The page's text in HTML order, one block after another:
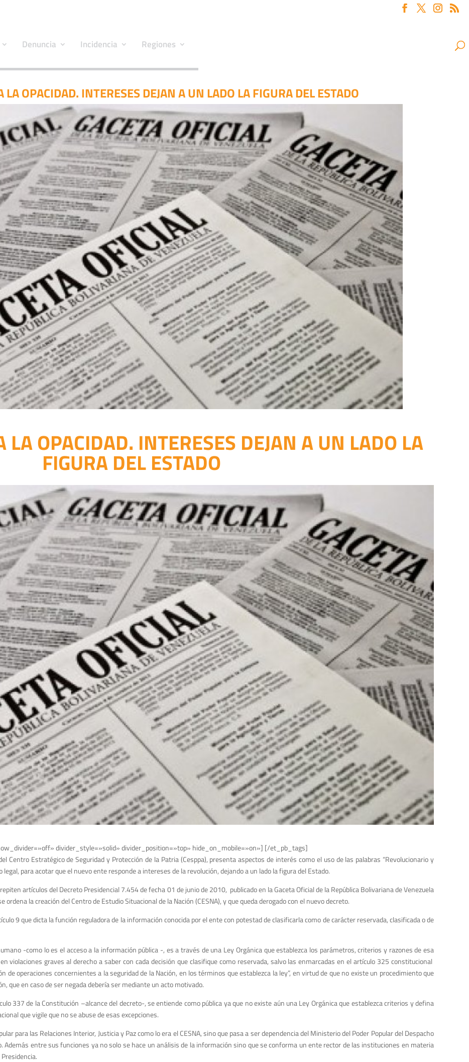
Denuncia Incidencia Regiones
LA OPACIDAD. INTERESES DEJAN A UN LADO LA FIGURA DEL ESTADO
LA OPACIDAD. INTERESES DEJAN A UN LADO LA
FIGURA DEL ESTADO
divider_style=»solid» divider_position=»top» hide_on_mobile=»on»] [/et_pb_tags]
Centro Estratégico de Seguridad y Protección de la Patria (Cesppa), presenta aspectos de interés como el uso de las palabras “Revolucionario y
para acotar que el nuevo ente responde a intereses de la revolución, dejando a un lado la figura del Estado.
artículos del Decreto Presidencial 7.454 de fecha 01 de junio de 2010, publicado en la Gaceta Oficial de la República Bolivariana de Venezuela
la creación del Centro de Estudio Situacional de la Nación (CESNA), y que queda derogado con el nuevo decreto.
9 que dicta la función reguladora de la información conocida por el ente con potestad de clasificarla como de carácter reservada, clasificada o de
-como lo es el acceso a la información pública -, es a través de una Ley Orgánica que establezca los parámetros, criterios y razones de esa
violaciones graves al derecho a saber con cada decisión que clasifique como reservada, salvo las enmarcadas en el artículo 325 constitucional
de operaciones concernientes a la seguridad de la Nación, en los términos que establezca la ley”, en virtud de que no existe un procedimiento que
que en caso de ser negada debería ser mediante un acto motivado.
337 de la Constitución –alcance del decreto-, se entiende como pública ya que no existe aún una Ley Orgánica que establezca criterios y defina
que vigile que no se abuse de esas excepciones.
para las Relaciones Interior, Justicia y Paz como lo era el CESNA, sino que pasa a ser dependencia del Ministerio del Poder Popular del Despacho
Además entre sus funciones ya no solo se hace un análisis de la información sino que se conforma un ente rector de las instituciones en materia